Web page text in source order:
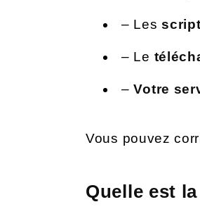
– Les
– Le
–Votre
Vous pouvez
Quelle est